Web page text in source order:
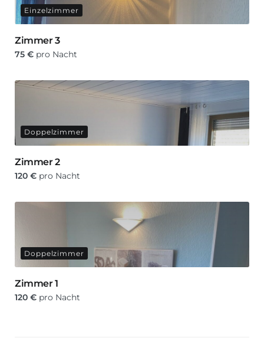
Einzelzimmer
Zimmer 3
75 € pro Nacht
Doppelzimmer
Zimmer 2
120 € pro Nacht
Doppelzimmer
Zimmer 1
120 € pro Nacht